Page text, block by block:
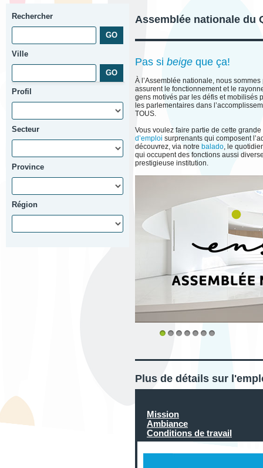
Rechercher
Ville
Profil
Secteur
Province
Région
Assemblée nationale du
Pas si beige que ça!
À l’Assemblée nationale, nous
assurent le fonctionnement et le
gens motivés par les défis et mobilisés
les parlementaires dans
TOUS.
Vous voulez faire partie de cette
d’emploi surprenants qui composent
découvrez, via notre balado, le
qui occupent des fonctions aussi
prestigieuse institution.
Plus de détails sur
Mission
Ambiance
Conditions de travail